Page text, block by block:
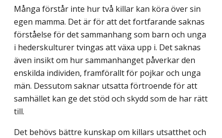
Många förstår inte hur två killar kan köra över sin
egen mamma. Det är för att det fortfarande saknas
förståelse för det sammanhang som barn och unga
i hederskulturer tvingas att växa upp i. Det saknas
även insikt om hur sammanhanget påverkar den
enskilda individen, framförallt för pojkar och unga
män. Dessutom saknar utsatta förtroende för att
samhället kan ge det stöd och skydd som de har rätt
till.
Det behövs bättre kunskap om killars utsatthet och